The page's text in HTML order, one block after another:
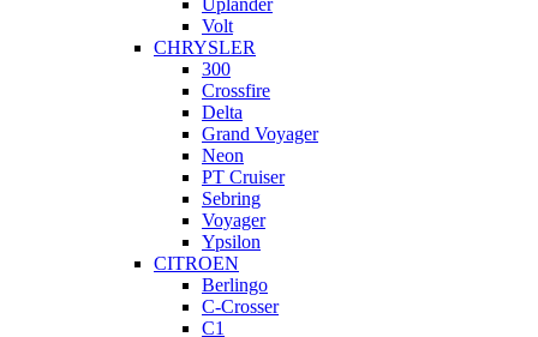
Volt
CHRYSLER
300
Crossfire
Delta
Grand Voyager
Neon
PT Cruiser
Sebring
Voyager
Ypsilon
CITROEN
Berlingo
C-Crosser
C1